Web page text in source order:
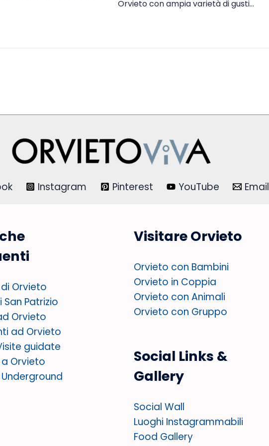
Orvieto con ampia varietà di gusti…
Instagram Pinterest YouTube Email
Orvieto
San Patrizio
Orvieto
ad Orvieto
guidate
Orvieto
Visitare Orvieto
Orvieto con Bambini
Orvieto in Coppia
Orvieto con Animali
Orvieto con Gruppo
Social Links &
Gallery
Social Wall
Luoghi Instagrammabili
Food Gallery